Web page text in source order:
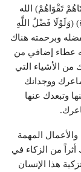
تَقْوَاهُمْ) الله
(وَلَوْلَا فَضْلُ اللَّهِ
وبرحمته هناك
عطاء إضافي من
من الأشياء التي
ووجدانك
وتبعدك عنها
المهمة
أثراً من الزكاء في
هذا الإنسان